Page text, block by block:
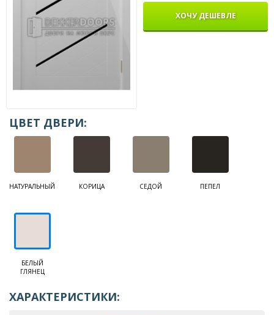
ХОЧУ ДЕШЕВЛЕ
ЦВЕТ ДВЕРИ:
НАТУРАЛЬНЫЙ КОРИЦА СЕДОЙ ПЕПЕЛ
БЕЛЫЙ
ГЛЯНЕЦ
ХАРАКТЕРИСТИКИ: